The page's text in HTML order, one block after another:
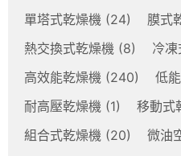
單塔式乾燥機 (24) 膜式
熱交換式乾燥機 (8) 冷
高效能乾燥機 (240) 低
耐高壓乾燥機 (1) 移動式
組合式乾燥機 (20) 微油